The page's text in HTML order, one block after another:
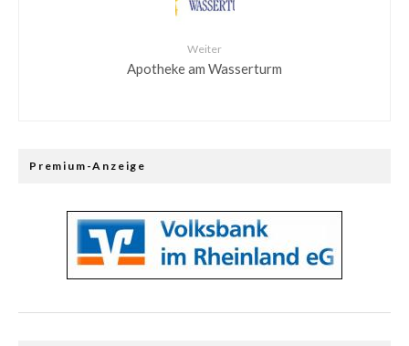
Weiter
Apotheke am Wasserturm
Premium-Anzeige